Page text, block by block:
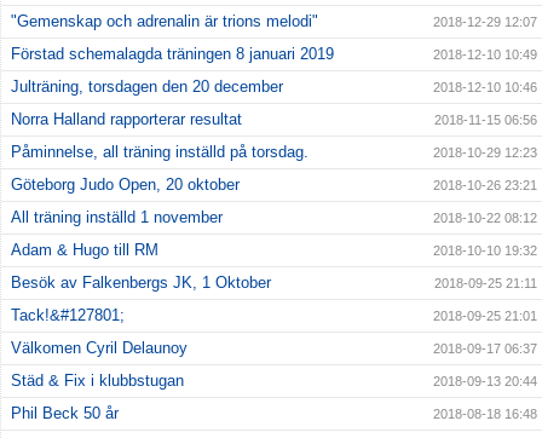
"Gemenskap och adrenalin är trions melodi" 2018-12-29 12:07
Förstad schemalagda träningen 8 januari 2019 2018-12-10 10:49
Julträning, torsdagen den 20 december 2018-12-10 10:46
Norra Halland rapporterar resultat 2018-11-15 06:56
Påminnelse, all träning inställd på torsdag. 2018-10-29 12:23
Göteborg Judo Open, 20 oktober 2018-10-26 23:21
All träning inställd 1 november 2018-10-22 08:12
Adam & Hugo till RM 2018-10-10 19:32
Besök av Falkenbergs JK, 1 Oktober 2018-09-25 21:11
Tack!&#127801; 2018-09-25 21:01
Välkomen Cyril Delaunoy 2018-09-17 06:37
Städ & Fix i klubbstugan 2018-09-13 20:44
Phil Beck 50 år 2018-08-18 16:48